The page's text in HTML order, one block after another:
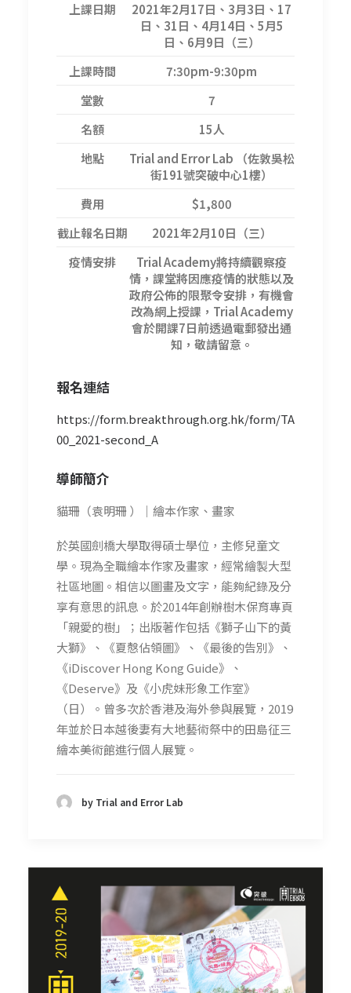
上課日期
2021年2月17日、3月3日、17
日、31日、4月14日、5月5
日、6月9日（三）
上課時間
7:30pm-9:30pm
堂數
7
名額
15人
地點
Trial and Error Lab （佐敦吳松
街191號突破中心1樓）
費用
$1,800
截止報名日期
2021年2月10日（三）
疫情安排
Trial Academy將持續觀察疫
情，課堂將因應疫情的狀態以及
政府公佈的限聚令安排，有機會
改為網上授課，Trial Academy
會於開課7日前透過電郵發出通
知，敬請留意。
報名連結
https://form.breakthrough.org.hk/form/TA
00_2021-second_A
導師簡介
貓珊（袁明珊 ）｜繪本作家、畫家
於英國劍橋大學取得碩士學位，主修兒童文
學。現為全職繪本作家及畫家，經常繪製大型
社區地圖。相信以圖畫及文字，能夠紀錄及分
享有意思的訊息。於2014年創辦樹木保育專頁
「親愛的樹」；出版著作包括《獅子山下的黃
大獅》、《夏慤佔領圖》、《最後的告別》、
《iDiscover Hong Kong Guide》、
《Deserve》及《小虎妹形象工作室》
（日）。曾多次於香港及海外參與展覽，2019
年並於日本越後妻有大地藝術祭中的田島征三
繪本美術館進行個人展覽。
by Trial and Error Lab